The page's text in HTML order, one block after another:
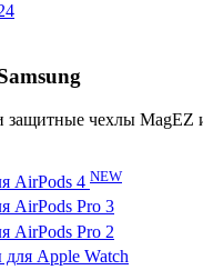
защитные чехлы MagEZ
AirPods 4 NEW
AirPods Pro 3
AirPods Pro 2
для Apple Watch